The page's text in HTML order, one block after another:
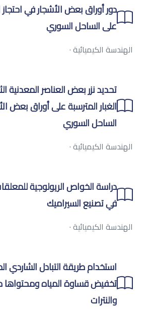
دور أوراق بعض الأشجار في احتجاز
على الساحل السوري
الهندسة الكيميائية·
تحديد نزر بعض العناصر المعدنية
الغبار المترسبة على أوراق بعض
الساحل السوري
الهندسة الكيميائية·
دراسة الخواص الريولوجية
في تصنيع السيراميك
الهندسة الكيميائية·
استخدام طريقة التبادل الشاردي
تخفيض قساوة المياه ومحتواها
والنترات